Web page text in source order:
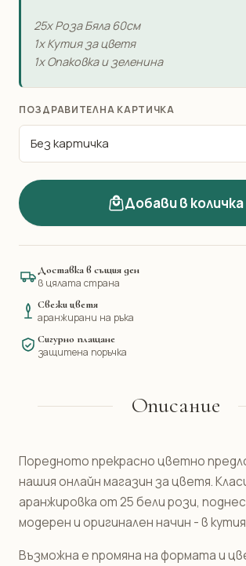
25x Роза Бяла 60см
1x Кутия за цветя
1x Опаковка и зеленина
ПОЗДРАВИТЕЛНА КАРТИЧКА
Добави в количка
Доставка в същия ден
в цялата страна
Свежи цветя
аранжирани на ръка
Сигурно плащане
защитена поръчка
Описание
Поредното прекрасно цветно
нашия онлайн магазин за цветя.
аранжировка от 25 бели рози,
модерен и оригинален начин - в
Възможна е промяна на формата и